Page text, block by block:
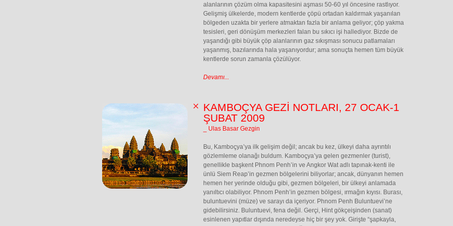
alanlarının çözüm olma kapasitesini aşması 50-60 yıl öncesine rastlıyor.
Gelişmiş ülkelerde, modern kentlerde çöpü ortadan kaldırmak yaşanılan
bölgeden uzakta bir yerlere atmaktan fazla bir anlama geliyor; çöp yakma
tesisleri, geri dönüşüm merkezleri falan bu sıkıcı işi hallediyor. Bizde de
yaşandığı gibi büyük çöp alanlarının gaz sıkışması sonucu patlamaları
yaşanmış, bazılarında hala yaşanıyordur; ama sonuçta hemen tüm büyük
kentlerde sorun zamanla çözülüyor.
Devamı...
KAMBOÇYA GEZİ NOTLARI, 27 OCAK-1
ŞUBAT 2009
_ Ulas Basar Gezgin
Bu, Kamboçya’ya ilk gelişim değil; ancak bu kez, ülkeyi daha ayrıntılı
gözlemleme olanağı buldum. Kamboçya’ya gelen gezmenler (turist),
genellikle başkent Phnom Penh’in ve Angkor Wat adlı tapınak-kenti ile
ünlü Siem Reap’in gezmen bölgelerini biliyorlar; ancak, dünyanın hemen
hemen her yerinde olduğu gibi, gezmen bölgeleri, bir ülkeyi anlamada
yanıltıcı olabiliyor. Phnom Penh’in gezmen bölgesi, ırmağın kıyısı. Burası,
buluntuevini (müze) ve sarayı da içeriyor. Phnom Penh Buluntuevi’ne
gidebilirsiniz. Buluntuevi, fena değil. Gerçi, Hint gökçeişinden (sanat)
esinlenen yapıtlar dışında neredeyse hiç bir şey yok. Girişte “şapkayla,